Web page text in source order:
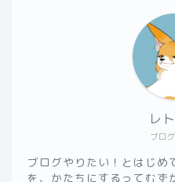
ブロ
レ
ブログやりたい！とはじめ
を、かたちにするってむず